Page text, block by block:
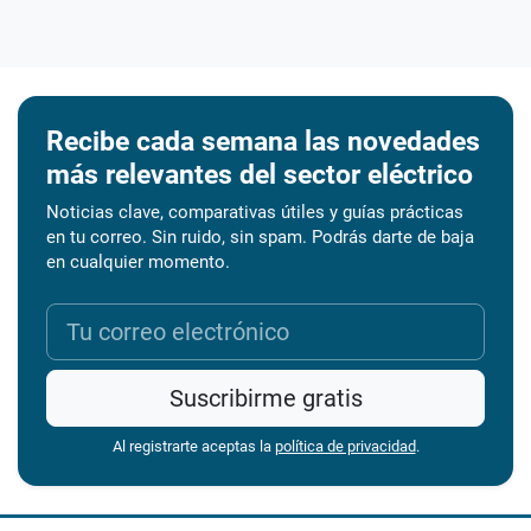
Recibe cada semana las novedades
más relevantes del sector eléctrico
Noticias clave, comparativas útiles y guías prácticas
en tu correo. Sin ruido, sin spam. Podrás darte de baja
en cualquier momento.
Suscribirme gratis
Al registrarte aceptas la política de privacidad.